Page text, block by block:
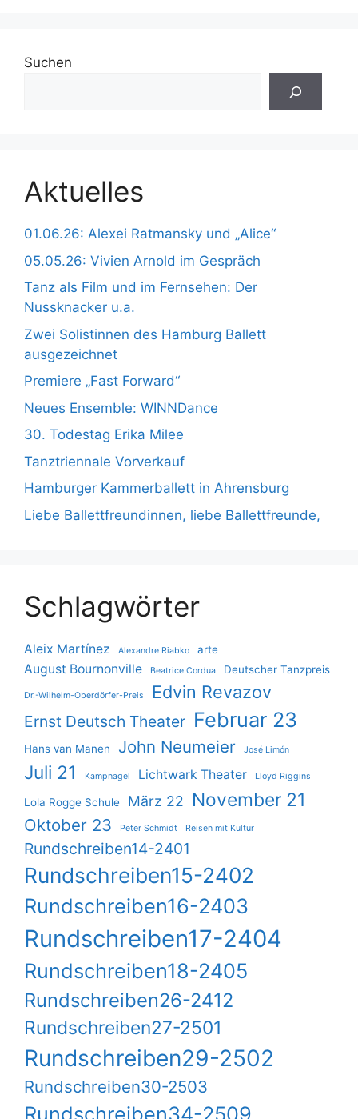
Suchen
Aktuelles
01.06.26: Alexei Ratmansky und „Alice“
05.05.26: Vivien Arnold im Gespräch
Tanz als Film und im Fernsehen: Der
Nussknacker u.a.
Zwei Solistinnen des Hamburg Ballett
ausgezeichnet
Premiere „Fast Forward“
Neues Ensemble: WINNDance
30. Todestag Erika Milee
Tanztriennale Vorverkauf
Hamburger Kammerballett in Ahrensburg
Liebe Ballettfreundinnen, liebe Ballettfreunde,
Schlagwörter
Aleix Martínez Alexandre Riabko arte
August Bournonville Beatrice Cordua Deutscher Tanzpreis
Dr.-Wilhelm-Oberdörfer-Preis Edvin Revazov
Ernst Deutsch Theater Februar 23
Hans van Manen John Neumeier José Limón
Juli 21 Kampnagel Lichtwark Theater Lloyd Riggins
Lola Rogge Schule März 22 November 21
Oktober 23 Peter Schmidt Reisen mit Kultur
Rundschreiben14-2401
Rundschreiben15-2402
Rundschreiben16-2403
Rundschreiben17-2404
Rundschreiben18-2405
Rundschreiben26-2412
Rundschreiben27-2501
Rundschreiben29-2502
Rundschreiben30-2503
Rundschreiben34-2509